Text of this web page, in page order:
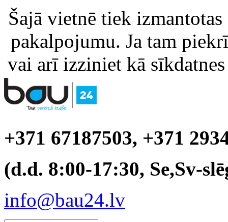
Šajā vietnē tiek
pakalpojumu. Ja tam
vai arī izziniet kā
+371 67187503, +371
(d.d. 8:00-17:30, Se,Sv-
info@bau24.lv